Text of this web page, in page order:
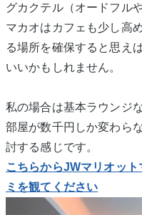
グカクテル（オードフル
マカオはカフェも少し高
る場所を確保すると思え
いいかもしれません。
私の場合は基本ラウンジ
部屋が数千円しか変わら
討する感じです。
こちらからJWマリオッ
ミを観てください